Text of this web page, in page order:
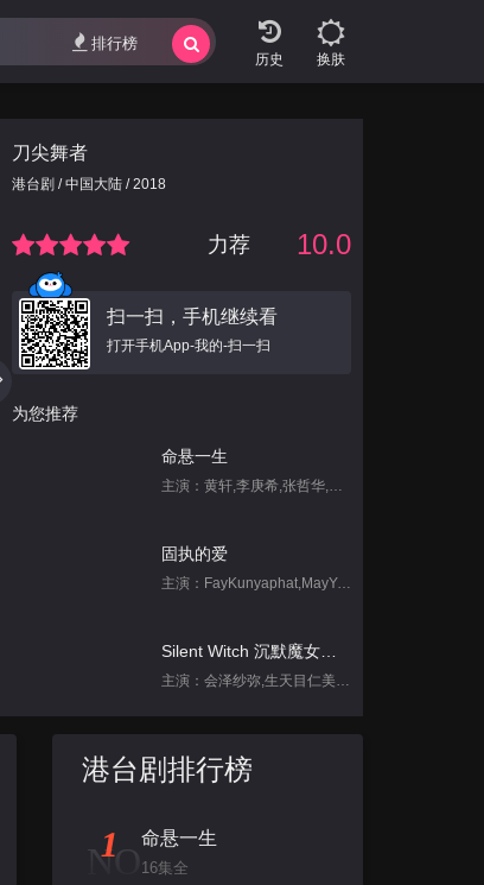
换肤
排行榜
刀尖舞者
港台剧 / 中国大陆 / 2018
力荐 10.0
扫一扫，手机继续看
打开手机App-我的-扫一扫
为您推荐
命悬一生
主演：黄轩,李庚希,张哲华,白宇帆,尹昉,姜珮瑶
固执的爱
主演：FayKunyaphat,MayYada
主演：会泽纱弥,生天目仁美,诹访部顺一,坂田将吾,中岛良
主演：不齐男团
港台剧排行榜
NO
1 命悬一生
16集全